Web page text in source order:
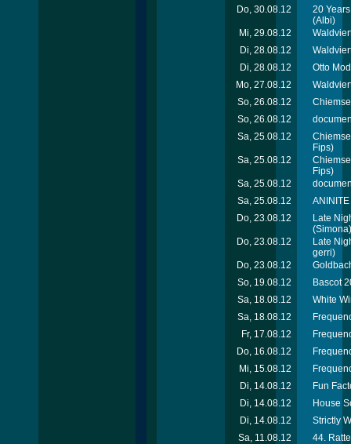
Do, 30.08.12
20
(Albi)
Mi, 29.08.12
Di, 28.08.12
Di, 28.08.12
Otto
Mo, 27.08.12
So, 26.08.12
So, 26.08.12
Sa, 25.08.12
Fips)
Sa, 25.08.12
Fips)
Sa, 25.08.12
Sa, 25.08.12
Do, 23.08.12
Late
(Simona)
Do, 23.08.12
Late
gerri)
Do, 23.08.12
So, 19.08.12
Bascot
Sa, 18.08.12
White
Sa, 18.08.12
Fr, 17.08.12
Do, 16.08.12
Mi, 15.08.12
Di, 14.08.12
Fun
Di, 14.08.12
House
Di, 14.08.12
Strictly
Sa, 11.08.12
44.